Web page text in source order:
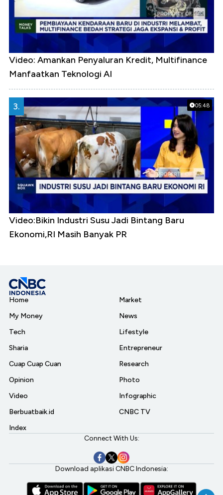
Video: Amankan Penyaluran Kredit, Multifinance
Manfaatkan Teknologi AI
05:48
3.
Video:Bikin Industri Susu Jadi Bintang Baru
Ekonomi,RI Masih Banyak PR
Home
My Money
Tech
Sharia
Cuap Cuap Cuan
Opinion
Video
Berbuatbaik.id
Index
Market
News
Lifestyle
Entrepreneur
Research
Photo
Infographic
CNBC TV
Connect With Us:
Download aplikasi CNBC Indonesia: